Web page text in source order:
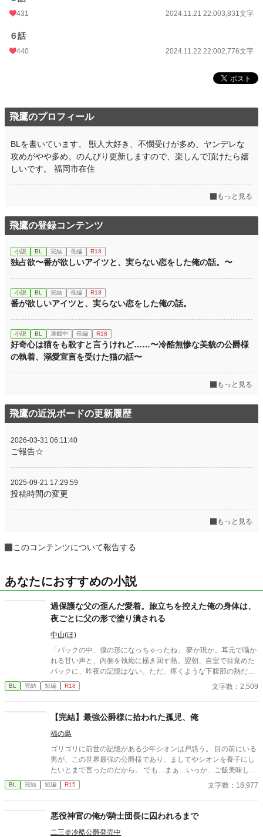
431 2024.11.21 22:003,831文字
６話
440 2024.11.22 22:002,776文字
飛鷹のプロフィール
BLを書いています。 獣人大好き、不憫受けが多め、ヤンデレな
攻めがやや多め。のんびり更新しますので、楽しんで頂けたら嬉
しいです。 福岡市在住
もっと見る
飛鷹の登録コンテンツ
小説 BL 完結 長編 R18
独占欲〜番が欲しいアイツと、実らない恋をした俺の話。〜
小説 BL 完結 長編 R18
番が欲しいアイツと、実らない恋をした俺の話。
小説 BL 連載中 長編 R18
好奇心は猫をも殺すと言うけれど……〜冷酷無惨な美貌の公爵様
の執着、溺愛宣言を受けた猫の話〜
もっと見る
飛鷹の近況ボードの更新履歴
2026-03-31 06:11:40
ご報告☆
2025-09-21 17:29:59
投稿時間の変更
もっと見る
このコンテンツについて報告する
あなたにおすすめの小説
過保護な父の歪んだ愛着。旅立ちを控えた俺の身体は、
夜ごとに父の形で塗り潰される
中山(ほ)
「パックの中、僕の形になっちゃったね」 夢か現か。耳元で囁か
れる甘い声と、内側を執拗に掻き回す熱。翌朝、自室で目覚めた
パックに、昨夜の記憶はない。ただ、疼くような下腹部の熱だけ
が残っていた。 相談しようと向かった相手こそが、自分を侵食し
ている張本人だとも知らずに、パックは父の部屋の扉を開く。 こ
BL 完結 短編 R18 文字数：2,509
【完結】最強公爵様に拾われた孤児、俺
福の島
ゴリゴリに前世の記憶がある少年シオンは戸惑う。 目の前にいる
男が、この世界最強の公爵様であり、ましてやシオンを養子にし
たいとまで言ったのだから。 でも…まぁ…いっか…ご飯美味しい
し、風呂は暖かい… ……あれ…？ …やばい…俺めちゃくちゃ公爵
様が好きだ… 前置きが長いですがすぐくっつくのでシリアスのシ
し若干変態です。 無表情系クール最強公爵様×のんき転生主人公
(無自覚美形) おまけ完結済み
BL 完結 短編 R15 文字数：18,977
悪役神官の俺が騎士団長に囚われるまで
二三＠冷酷公爵発売中